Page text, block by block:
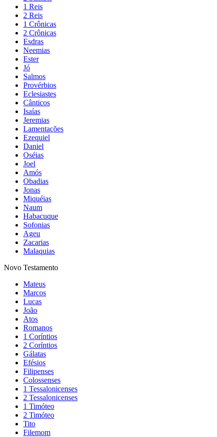
1 Reis
2 Reis
1 Crônicas
2 Crônicas
Esdras
Neemias
Ester
Jó
Salmos
Provérbios
Eclesiastes
Cânticos
Isaías
Jeremias
Lamentações
Ezequiel
Daniel
Oséias
Joel
Amós
Obadias
Jonas
Miquéias
Naum
Habacuque
Sofonias
Ageu
Zacarias
Malaquias
Novo Testamento
Mateus
Marcos
Lucas
João
Atos
Romanos
1 Coríntios
2 Coríntios
Gálatas
Efésios
Filipenses
Colossenses
1 Tessalonicenses
2 Tessalonicenses
1 Timóteo
2 Timóteo
Tito
Filemom